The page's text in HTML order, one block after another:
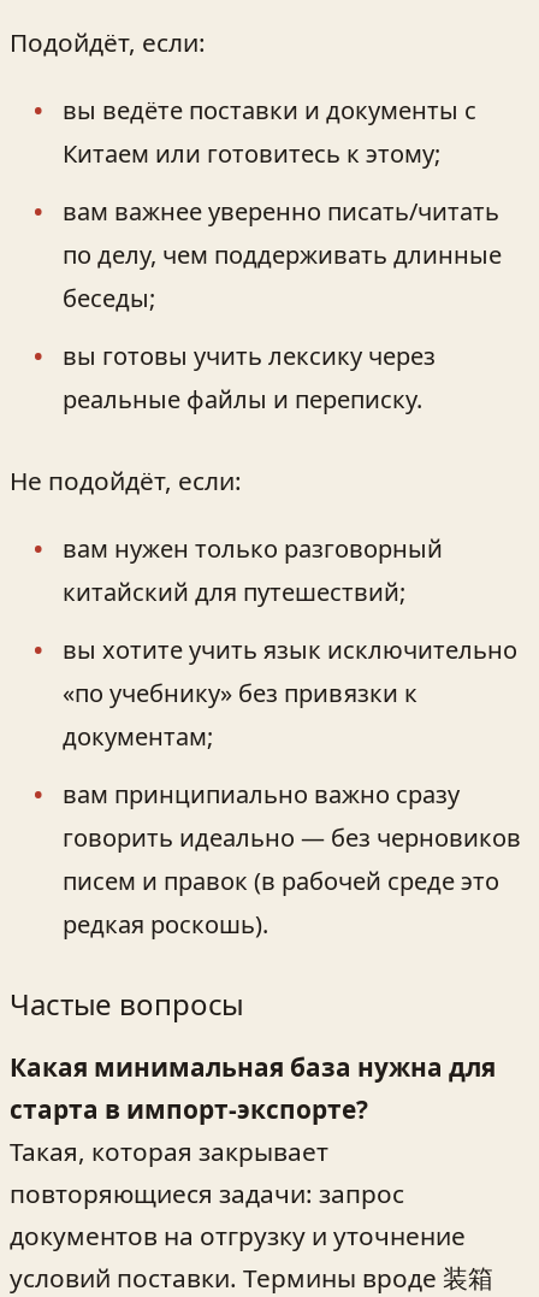
Подойдёт, если:
вы ведёте поставки и документы с
Китаем или готовитесь к этому;
вам важнее уверенно писать/читать
по делу, чем поддерживать длинные
беседы;
вы готовы учить лексику через
реальные файлы и переписку.
Не подойдёт, если:
вам нужен только разговорный
китайский для путешествий;
вы хотите учить язык исключительно
«по учебнику» без привязки к
документам;
вам принципиально важно сразу
говорить идеально — без черновиков
писем и правок (в рабочей среде это
редкая роскошь).
Частые вопросы
Какая минимальная база нужна для
старта в импорт‑экспорте?
Такая, которая закрывает
повторяющиеся задачи: запрос
документов на отгрузку и уточнение
условий поставки. Термины вроде 装箱